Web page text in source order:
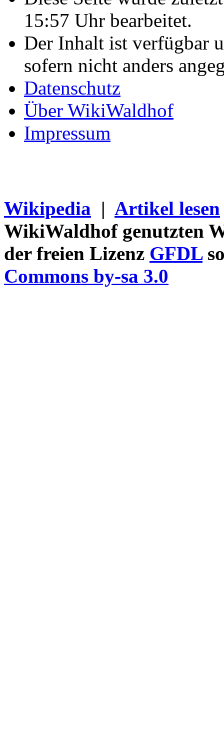
15:57 Uhr bearbeitet.
Der Inhalt ist verfügbar
sofern nicht anders
Datenschutz
Über WikiWaldhof
Impressum
Wikipedia | Artikel lesen
WikiWaldhof genutzten
der freien Lizenz GFDL
Commons by-sa 3.0